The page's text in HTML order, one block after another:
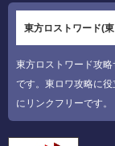
東方ロストワード(
東方ロストワード攻
です。東ロワ攻略に
にリンクフリーです。